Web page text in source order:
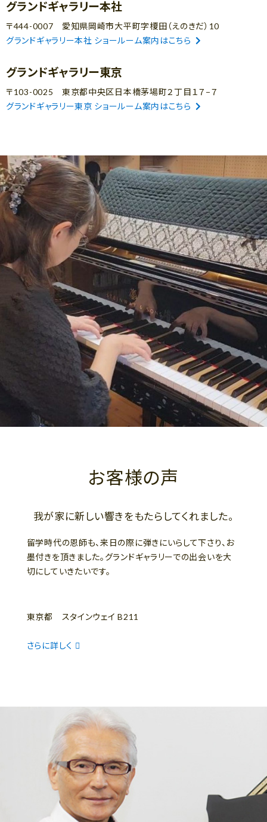
グランドギャラリー本社
〒444-0007 愛知県岡崎市大平町字榎田（えのきだ）10
グランドギャラリー本社 ショールーム案内はこちら
グランドギャラリー東京
〒103-0025 東京都中央区日本橋茅場町２丁目１７−７
グランドギャラリー東京 ショールーム案内はこちら
お客様の声
我が家に新しい響きをもたらしてくれました。
留学時代の恩師も、来日の際に弾きにいらして下さり、お
墨付きを頂きました。グランドギャラリーでの出会いを大
切にしていきたいです。
東京都 スタインウェイ B211
さらに詳しく